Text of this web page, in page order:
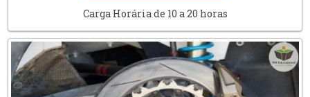
Carga Horária de 10 a 20 horas